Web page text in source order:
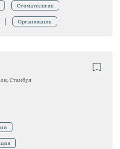
Стоматология
Организация
Стамбул